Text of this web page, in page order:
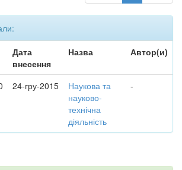
Дата
внесення
Назва Автор(и)
24-гру-2015
Наукова та
науково-
технічна
діяльність
-